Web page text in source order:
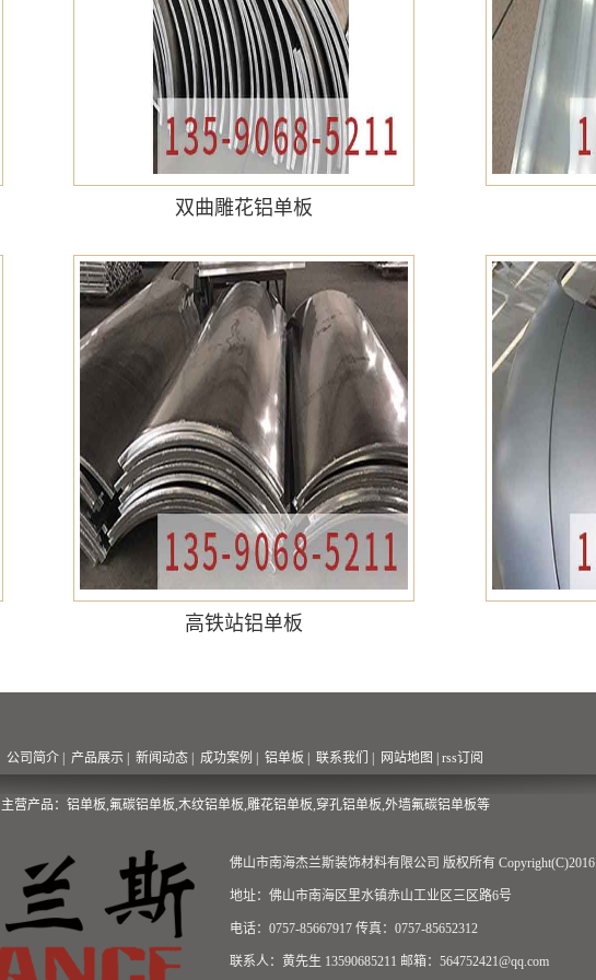
双曲雕花铝单板
高铁站铝单板
公司简介 | 产品展示 | 新闻动态 | 成功案例 | 铝单板 | 联系我们 | 网站地图 | rss订阅
主营产品：铝单板,氟碳铝单板,木纹铝单板,雕花铝单板,穿孔铝单板,外墙氟碳铝单板等
佛山市南海杰兰斯装饰材料有限公司 版权所有 Copyright(C)2016
地址：佛山市南海区里水镇赤山工业区三区路6号
电话：0757-85667917 传真：0757-85652312
联系人：黄先生 13590685211 邮箱：564752421@qq.com